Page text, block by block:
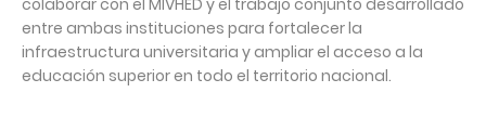
colaborar con el MIVHED y el trabajo conjunto desarrollado
entre ambas instituciones para fortalecer la
infraestructura universitaria y ampliar el acceso a la
educación superior en todo el territorio nacional.